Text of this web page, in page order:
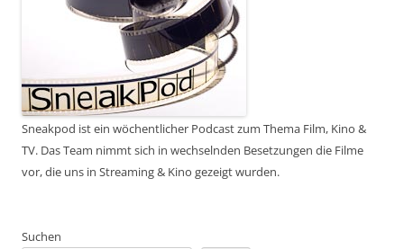
Sneakpod ist ein wöchentlicher Podcast zum Thema Film, Kino &
TV. Das Team nimmt sich in wechselnden Besetzungen die Filme
vor, die uns in Streaming & Kino gezeigt wurden.
Suchen